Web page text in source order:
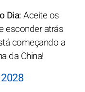
Dia:Aceite os
esconder atrás
começando a
da China!